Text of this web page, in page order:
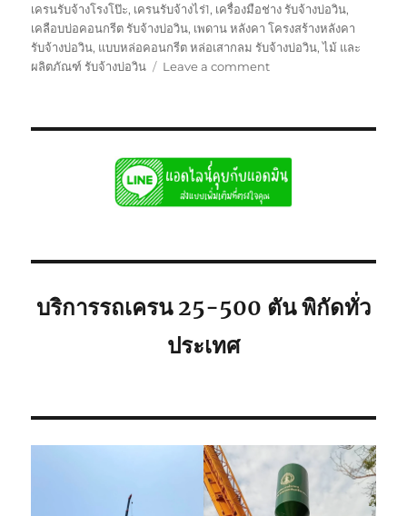
เครนรับจ้างโรงโป๊ะ, เครนรับจ้างไร่1, เครื่องมือช่าง รับจ้างบ่อวิน,
เคลือบบ่อคอนกรีต รับจ้างบ่อวิน, เพดาน หลังคา โครงสร้างหลังคา
รับจ้างบ่อวิน, แบบหล่อคอนกรีต หล่อเสากลม รับจ้างบ่อวิน,ไม้ และ
ผลิตภัณฑ์ รับจ้างบ่อวิน
Leave a commenton
วิน
ศรีราชา
พิกัด
บริการรถเครน 25-500 ตัน พิกัดทั่ว
ประเทศ